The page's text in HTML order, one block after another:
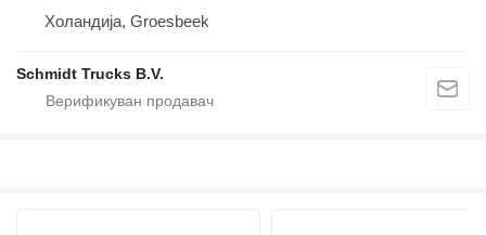
Холандија, Groesbeek
Schmidt Trucks B.V.